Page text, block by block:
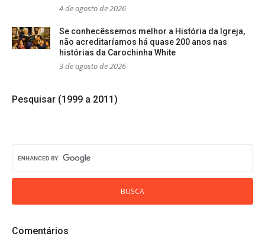
4 de agosto de 2026
Se conhecêssemos melhor a História da Igreja,
não acreditaríamos há quase 200 anos nas
histórias da Carochinha White
3 de agosto de 2026
Pesquisar (1999 a 2011)
Comentários